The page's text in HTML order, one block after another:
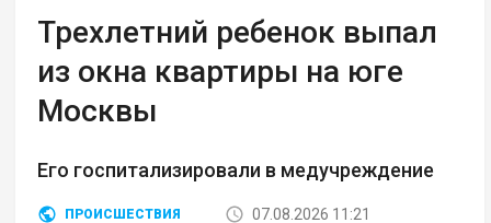
Трехлетний ребенок выпал
из окна квартиры на юге
Москвы
Его госпитализировали в медучреждение
ПРОИСШЕСТВИЯ
07.08.2026 11:21